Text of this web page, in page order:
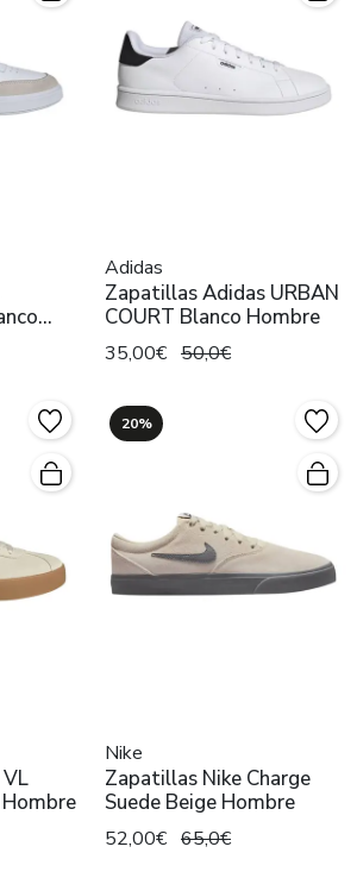
Adidas
Zapatillas Adidas URBAN
COURT Blanco Hombre
35,00€ 50,0€
20%
Nike
Zapatillas Nike Charge
Suede Beige Hombre
52,00€ 65,0€